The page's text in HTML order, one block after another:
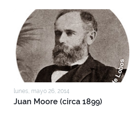
lunes, mayo 26, 2014
Juan Moore (circa 1899)